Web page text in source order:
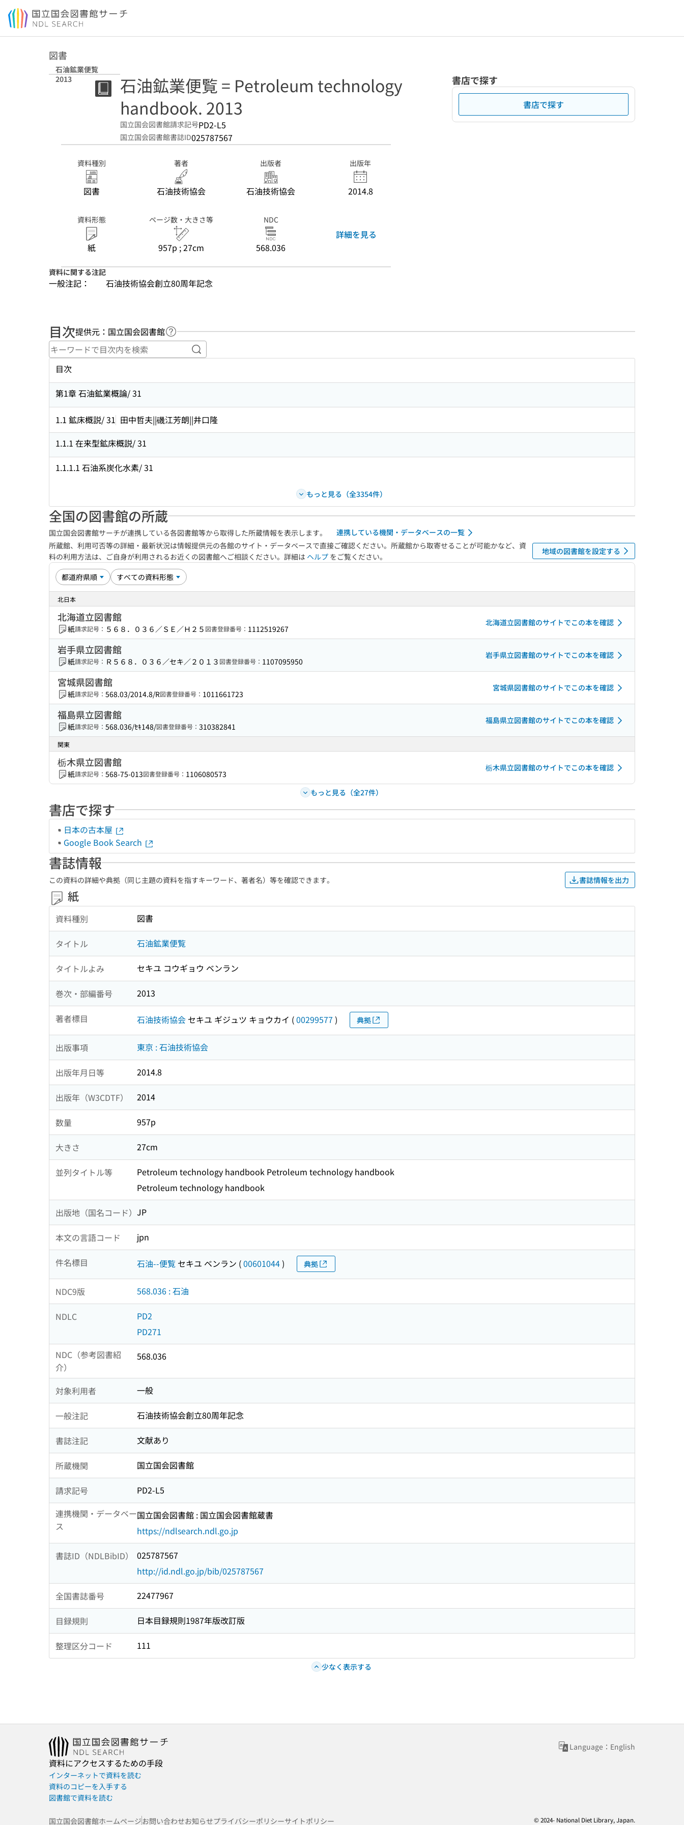
本文へ移動
図書
石油鉱業便覧
2013
石油鉱業便覧 = Petroleum technology
handbook. 2013
国立国会図書館請求記号PD2-L5
国立国会図書館書誌ID025787567
資料種別
図書
著者
石油技術協会
出版者
石油技術協会
出版年
2014.8
資料形態
紙
ページ数・大きさ等
957p ; 27cm
NDC
568.036
詳細を見る
資料に関する注記
一般注記： 石油技術協会創立80周年記念
書店で探す
書店で探す
目次提供元：国立国会図書館 ヘルプページへのリンク
キーワードで目次内を検索
目次
第1章 石油鉱業概論/ 31
1.1 鉱床概説/ 31 田中哲夫||磯江芳朗||井口隆
1.1.1 在来型鉱床概説/ 31
1.1.1.1 石油系炭化水素/ 31
もっと見る（全3354件）
全国の図書館の所蔵
国立国会図書館サーチが連携している各図書館等から取得した所蔵情報を表示します。
連携している機関・データベースの一覧
所蔵館、利用可否等の詳細・最新状況は情報提供元の各館のサイト・データベースで直接ご確認ください。所蔵館から取寄せることが可能かなど、資
料の利用方法は、ご自身が利用されるお近くの図書館へご相談ください。詳細は ヘルプ をご覧ください。
地域の図書館を設定する
北日本
北海道立図書館
紙請求記号： ５６８．０３６／ＳＥ／Ｈ２５ 図書登録番号： 1112519267
北海道立図書館のサイトでこの本を確認
岩手県立図書館
紙請求記号： Ｒ５６８．０３６／セキ／２０１３ 図書登録番号： 1107095950
岩手県立図書館のサイトでこの本を確認
宮城県図書館
紙請求記号： 568.03/2014.8/R図書登録番号： 1011661723
宮城県図書館のサイトでこの本を確認
福島県立図書館
紙請求記号： 568.036/ｾｷ148/図書登録番号： 310382841
福島県立図書館のサイトでこの本を確認
関東
栃木県立図書館
紙請求記号： 568-75-013図書登録番号： 1106080573
栃木県立図書館のサイトでこの本を確認
もっと見る（全27件）
書店で探す
日本の古本屋
Google Book Search
書誌情報
この資料の詳細や典拠（同じ主題の資料を指すキーワード、著者名）等を確認できます。 書誌情報を出力
紙
資料種別 図書
タイトル 石油鉱業便覧
タイトルよみ セキユ コウギョウ ベンラン
巻次・部編番号 2013
著者標目 石油技術協会 セキユ ギジュツ キョウカイ (00299577 ) 典拠
出版事項 東京 : 石油技術協会
出版年月日等 2014.8
出版年（W3CDTF） 2014
数量 957p
大きさ 27cm
並列タイトル等
Petroleum technology handbook Petroleum technology handbook
Petroleum technology handbook
出版地（国名コード） JP
本文の言語コード jpn
件名標目 石油--便覧 セキユ ベンラン (00601044) 典拠
NDC9版 568.036 : 石油
NDLC
PD2
PD271
NDC（参考図書紹
介）
568.036
対象利用者 一般
一般注記 石油技術協会創立80周年記念
書誌注記 文献あり
所蔵機関 国立国会図書館
請求記号
PD2-L5
連携機関・データベー
ス
国立国会図書館 : 国立国会図書館蔵書
https://ndlsearch.ndl.go.jp
書誌ID（NDLBibID）
025787567
http://id.ndl.go.jp/bib/025787567
全国書誌番号 22477967
目録規則 日本目録規則1987年版改訂版
整理区分コード 111
少なく表示する
Language：English
資料にアクセスするための手段
インターネットで資料を読む
資料のコピーを入手する
図書館で資料を読む
国立国会図書館ホームページお問い合わせお知らせプライバシーポリシーサイトポリシー © 2024- National Diet Library, Japan.